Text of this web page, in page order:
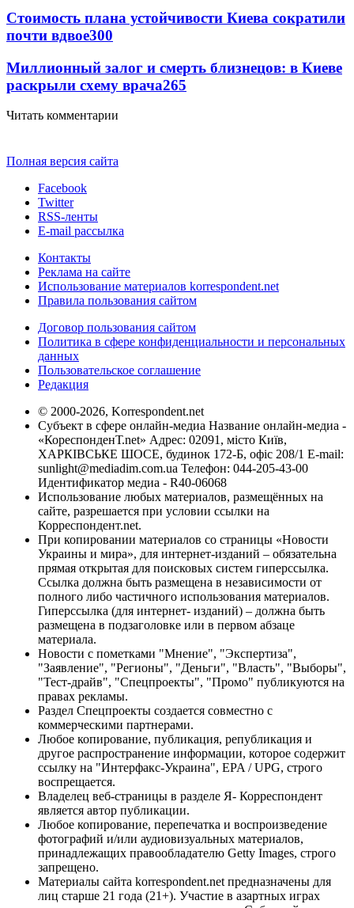
Стоимость плана устойчивости Киева сократили
почти вдвое300
Миллионный залог и смерть близнецов: в Киеве
раскрыли схему врача265
Читать комментарии
Полная версия сайта
Facebook
Twitter
RSS-ленты
E-mail рассылка
Контакты
Реклама на сайте
Использование материалов korrespondent.net
Правила пользования сайтом
Договор пользования сайтом
Политика в сфере конфиденциальности и персональных
данных
Пользовательское соглашение
Редакция
© 2000-2026, Korrespondent.net
Субъект в сфере онлайн-медиа Название онлайн-медиа -
«КореспонденТ.net» Адрес: 02091, місто Київ,
ХАРКІВСЬКЕ ШОСЕ, будинок 172-Б, офіс 208/1 E-mail:
sunlight@mediadim.com.ua Телефон: 044-205-43-00
Идентификатор медиа - R40-06068
Использование любых материалов, размещённых на
сайте, разрешается при условии ссылки на
Корреспондент.net.
При копировании материалов со страницы «Новости
Украины и мира», для интернет-изданий – обязательна
прямая открытая для поисковых систем гиперссылка.
Ссылка должна быть размещена в независимости от
полного либо частичного использования материалов.
Гиперссылка (для интернет- изданий) – должна быть
размещена в подзаголовке или в первом абзаце
материала.
Новости с пометками "Мнение", "Экспертиза",
"Заявление", "Регионы", "Деньги", "Власть", "Выборы",
"Тест-драйв", "Спецпроекты", "Промо" публикуются на
правах рекламы.
Раздел Спецпроекты создается совместно с
коммерческими партнерами.
Любое копирование, публикация, републикация и
другое распространение информации, которое содержит
ссылку на "Интерфакс-Украина", EPA / UPG, строго
воспрещается.
Владелец веб-страницы в разделе Я- Корреспондент
является автор публикации.
Любое копирование, перепечатка и воспроизведение
фотографий и/или аудиовизуальных материалов,
принадлежащих правообладателю Getty Images, строго
запрещено.
Материалы сайта korrespondent.net предназначены для
лиц старше 21 года (21+). Участие в азартных играх